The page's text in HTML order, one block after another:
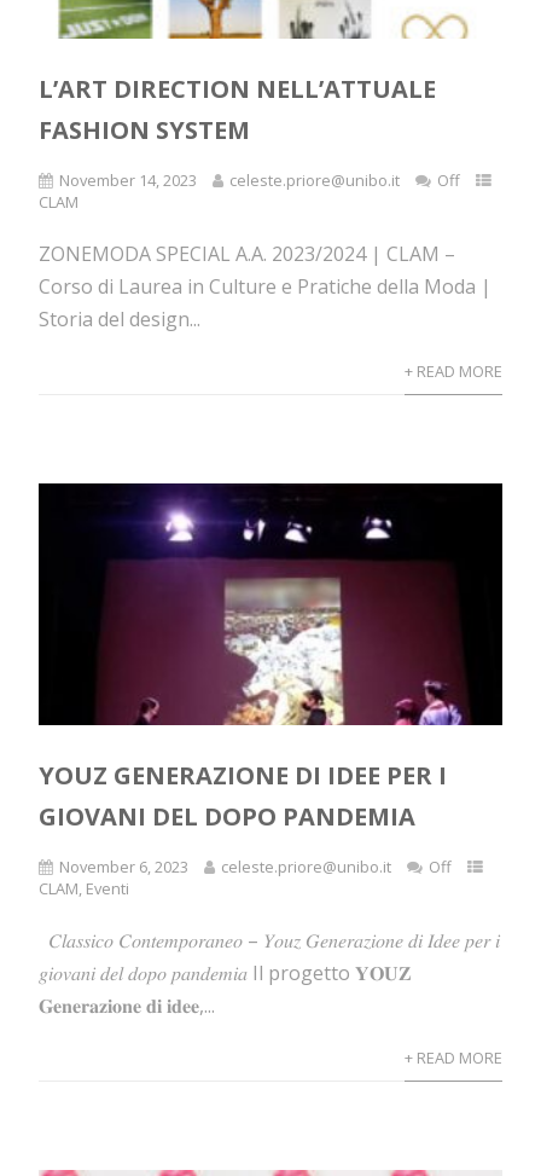
L’ART DIRECTION NELL’ATTUALE
FASHION SYSTEM
November 14, 2023 celeste.priore@unibo.it
Off
CLAM
ZONEMODA SPECIAL A.A. 2023/2024 | CLAM –
Corso di Laurea in Culture e Pratiche della Moda |
Storia del design...
+ READ MORE
YOUZ GENERAZIONE DI IDEE PER I
GIOVANI DEL DOPO PANDEMIA
November 6, 2023 celeste.priore@unibo.it
Off
CLAM, Eventi
𝐶𝑙𝑎𝑠𝑠𝑖𝑐𝑜 𝐶𝑜𝑛𝑡𝑒𝑚𝑝𝑜𝑟𝑎𝑛𝑒𝑜 – 𝑌𝑜𝑢𝑧 𝐺𝑒𝑛𝑒𝑟𝑎𝑧𝑖𝑜𝑛𝑒 𝑑𝑖 𝐼𝑑𝑒𝑒 𝑝𝑒𝑟 𝑖
𝑔𝑖𝑜𝑣𝑎𝑛𝑖 𝑑𝑒𝑙 𝑑𝑜𝑝𝑜 𝑝𝑎𝑛𝑑𝑒𝑚𝑖𝑎 Il progetto 𝐘𝐎𝐔𝐙
𝐆𝐞𝐧𝐞𝐫𝐚𝐳𝐢𝐨𝐧𝐞 𝐝𝐢 𝐢𝐝𝐞𝐞,...
+ READ MORE